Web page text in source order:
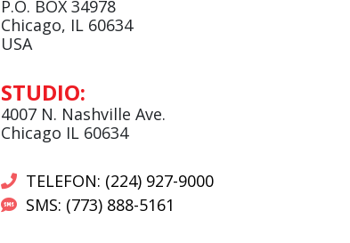
P.O. BOX 34978
Chicago, IL 60634
USA
STUDIO:
4007 N. Nashville Ave.
Chicago IL 60634
TELEFON: (224) 927-9000
SMS: (773) 888-5161